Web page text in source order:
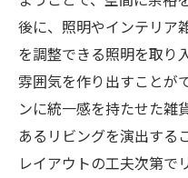
後に、照明やインテリア
を調整できる照明を取り
雰囲気を作り出すことが
ンに統一感を持たせた雑
あるリビングを演出する
レイアウトの工夫次第で